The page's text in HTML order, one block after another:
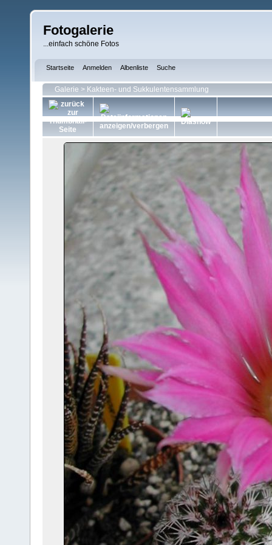
Fotogalerie
...einfach schöne Fotos
Startseite Anmelden Albenliste Suche
Galerie > Kakteen- und Sukkulentensammlung